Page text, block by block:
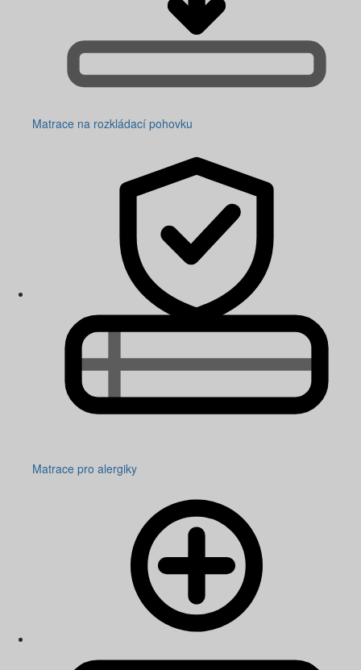
Matrace na rozkládací pohovku
Matrace pro alergiky